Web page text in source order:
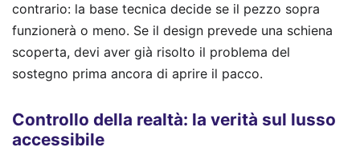
contrario: la base tecnica decide se il pezzo sopra
funzionerà o meno. Se il design prevede una schiena
scoperta, devi aver già risolto il problema del
sostegno prima ancora di aprire il pacco.
Controllo della realtà: la verità sul lusso
accessibile